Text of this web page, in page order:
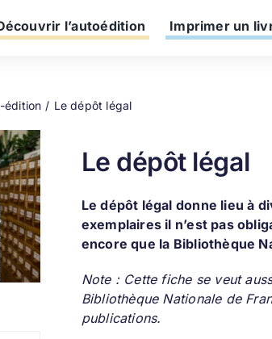
l’autoédition Imprimer un
édition Le dépôt légal
Le dépôt légal
Le dépôt légal donne lieu à
exemplaires il n’est pas
encore que la Bibliothèque
Note : Cette fiche se veut
Bibliothèque Nationale de
publications.